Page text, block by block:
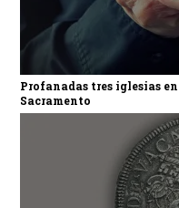
Profanadas tres iglesias
Sacramento